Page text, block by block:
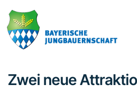
Inhalt
springen
Seitenspalte
springen
Fußzeile
springen
Zwei neue